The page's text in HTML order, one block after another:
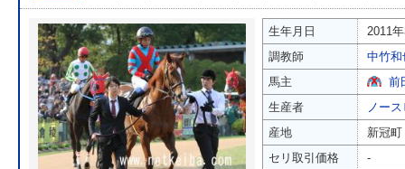
生年月日
2011
調教師
中竹和
馬主
前
生産者
ノー
産地
新冠町
セリ取引価格
-